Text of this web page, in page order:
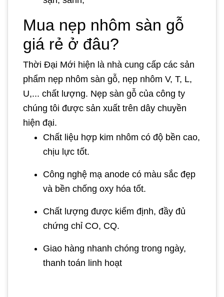
Mua nẹp nhôm sàn gỗ
giá rẻ ở đâu?
Thời Đại Mới hiện là nhà cung cấp các sản
phẩm nẹp nhôm sàn gỗ, nẹp nhôm V, T, L,
U,... chất lượng. Nẹp sàn gỗ của công ty
chúng tôi được sản xuất trên dây chuyền
hiện đại.
Chất liệu hợp kim nhôm có độ bền cao,
chịu lực tốt.
Công nghệ mạ anode có màu sắc đẹp
và bền chống oxy hóa tốt.
Chất lượng được kiểm định, đầy đủ
chứng chỉ CO, CQ.
Giao hàng nhanh chóng trong ngày,
thanh toán linh hoạt